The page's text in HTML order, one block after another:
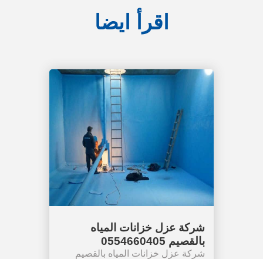
اقرأ ايضا
شركة عزل خزانات المياه
بالقصيم 0554660405
شركة عزل خزانات المياه بالقصيم